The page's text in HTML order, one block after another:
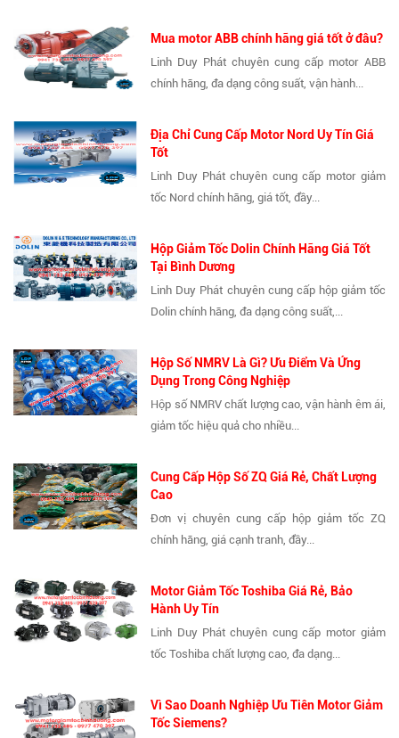
Mua motor ABB chính hãng giá tốt ở đâu?
Linh Duy Phát chuyên cung cấp motor ABB
chính hãng, đa dạng công suất, vận hành...
Địa Chỉ Cung Cấp Motor Nord Uy Tín Giá
Tốt
Linh Duy Phát chuyên cung cấp motor giảm
tốc Nord chính hãng, giá tốt, đầy...
Hộp Giảm Tốc Dolin Chính Hãng Giá Tốt
Tại Bình Dương
Linh Duy Phát chuyên cung cấp hộp giảm tốc
Dolin chính hãng, đa dạng công suất,...
Hộp Số NMRV Là Gì? Ưu Điểm Và Ứng
Dụng Trong Công Nghiệp
Hộp số NMRV chất lượng cao, vận hành êm ái,
giảm tốc hiệu quả cho nhiều...
Cung Cấp Hộp Số ZQ Giá Rẻ, Chất Lượng
Cao
Đơn vị chuyên cung cấp hộp giảm tốc ZQ
chính hãng, giá cạnh tranh, đầy...
Motor Giảm Tốc Toshiba Giá Rẻ, Bảo
Hành Uy Tín
Linh Duy Phát chuyên cung cấp motor giảm
tốc Toshiba chất lượng cao, đa dạng...
Vì Sao Doanh Nghiệp Ưu Tiên Motor Giảm
Tốc Siemens?